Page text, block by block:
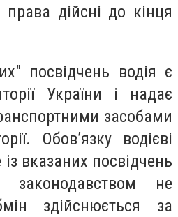
дійсні до кінця
посвідчень водія є
України і надає
засобами
Обов’язку водієві
вказаних посвідчень
не
здійснюється за